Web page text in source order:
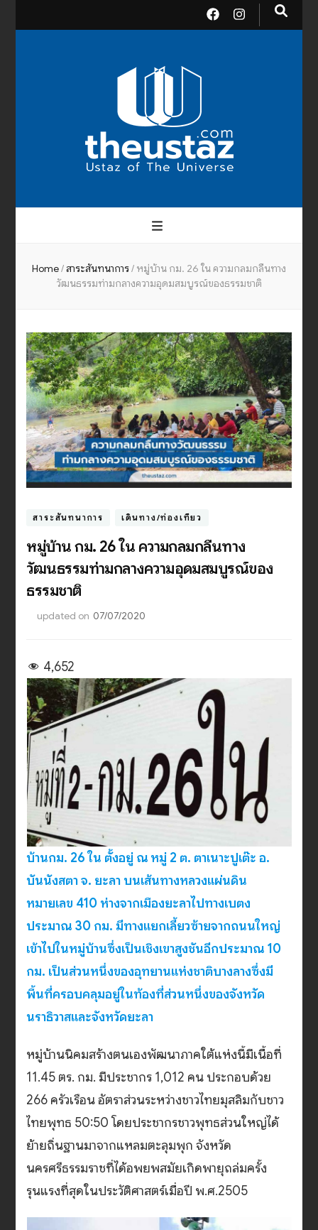
Home/สาระสันทนาการ/ หมู่บ้าน กม. 26 ใน ความกลมกลืนทาง
วัฒนธรรมท่ามกลางความอุดมสมบูรณ์ของธรรมชาติ
สาระสันทนาการ เดินทาง/ท่องเที่ยว
หมู่บ้าน กม. 26 ใน ความกลมกลืนทาง
วัฒนธรรมท่ามกลางความอุดมสมบูรณ์ของ
ธรรมชาติ
updated on 07/07/2020
4,652
บ้านกม. 26 ใน ตั้งอยู่ ณ หมู่ 2 ต. ตาเนาะปูเต๊ะ อ.
บันนังสตา จ. ยะลา บนเส้นทางหลวงแผ่นดิน
หมายเลข 410 ห่างจากเมืองยะลาไปทางเบตง
ประมาณ 30 กม. มีทางแยกเลี้ยวซ้ายจากถนนใหญ่
เข้าไปในหมู่บ้านซึ่งเป็นเชิงเขาสูงชันอีกประมาณ 10
กม. เป็นส่วนหนึ่งของอุทยานแห่งชาติบางลางซึ่งมี
พื้นที่ครอบคลุมอยู่ในท้องที่ส่วนหนึ่งของจังหวัด
นราธิวาสและจังหวัดยะลา
หมู่บ้านนิคมสร้างตนเองพัฒนาภาคใต้แห่งนี้มีเนื้อที่
11.45 ตร. กม. มีประชากร 1,012 คน ประกอบด้วย
266 ครัวเรือน อัตราส่วนระหว่างชาวไทยมุสลิมกับชาว
ไทยพุทธ 50:50 โดยประชากรชาวพุทธส่วนใหญ่ได้
ย้ายถิ่นฐานมาจากแหลมตะลุมพุก จังหวัด
นครศรีธรรมราชที่ได้อพยพสมัยเกิดพายุถล่มครั้ง
รุนแรงที่สุดในประวัติศาสตร์เมื่อปี พ.ศ.2505